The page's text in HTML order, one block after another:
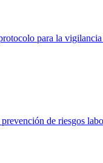
para la
de riesgos